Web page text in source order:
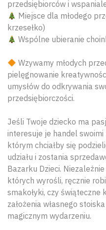
przedsiębiorców i
Miejsce dla młodego
krzesełko)
Wspólne ubieranie
Wzywamy młodych
pielęgnowanie
umysłów do odkrywania
przedsiębiorczości.
Jeśli Twoje dziecko ma
interesuje je handel
którym chciałby się
udziału i zostania
Bazarku Dzieci.
których wyrośli, ręcznie
smakołyki, czy świąteczne
założenia własnego
magicznym wydarzeniu.